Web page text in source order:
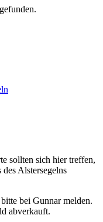
sollten sich hier treffen,
Alstersegelns
bei Gunnar melden.
abverkauft.